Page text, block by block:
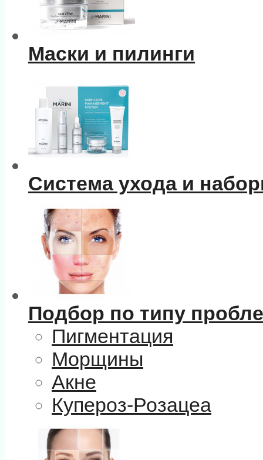
Маски и пилинги
Система ухода и
Подбор по типу
Пигментация
Морщины
Акне
Купероз-Розацеа